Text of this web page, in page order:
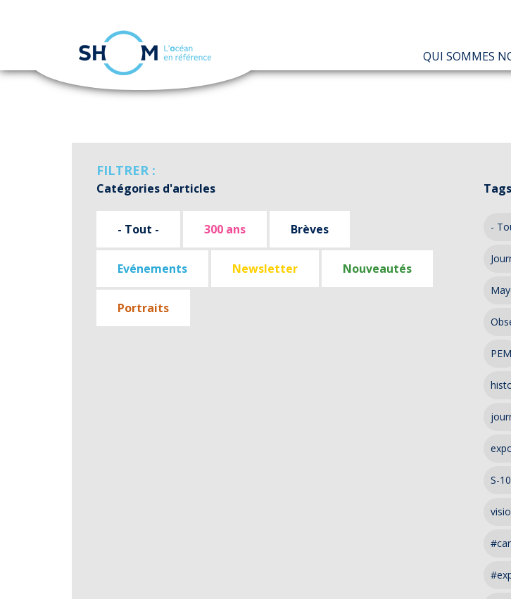
Aller
PRINCIPALE
QUI SOMMES
FILTRER :
Catégories d'articles
- Tout - 300 ans Brèves
Evénements Newsletter Nouveautés
Portraits
Tags
-
PEM
S-